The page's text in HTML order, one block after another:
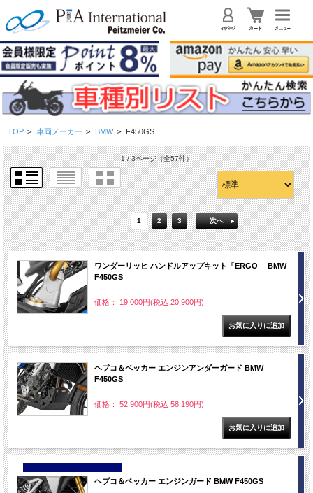
TOP > 車両メーカー > BMW > F450GS
1 / 3ページ（全57件）
1 2 3 次へ
ワンダーリッヒ ハンドルアップキット「ERGO」 BMW
F450GS
価格： 19,000円(税込 20,900円)
ヘプコ＆ベッカー エンジンアンダーガード BMW
F450GS
価格： 52,900円(税込 58,190円)
ヘプコ＆ベッカー エンジンガード BMW F450GS